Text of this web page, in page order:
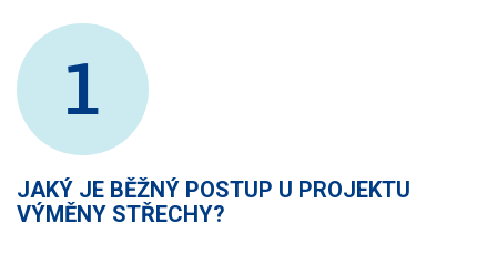
1
JAKÝ JE BĚŽNÝ POSTUP U PROJEKTU
VÝMĚNY STŘECHY?